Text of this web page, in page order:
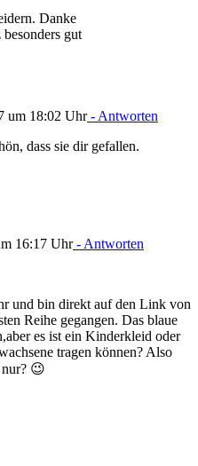
Danke
gut
um 18:02 Uhr- Antworten
dass sie dir gefallen.
16:17 Uhr- Antworten
und bin direkt auf den Link von
Reihe gegangen. Das blaue
es ist ein Kinderkleid oder
tragen können? Also
nur? 😉